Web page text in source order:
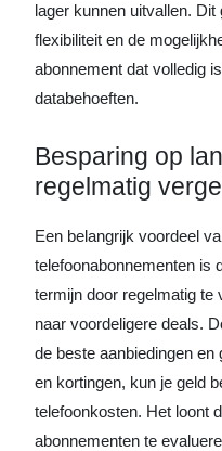
lager kunnen uitvallen.
flexibiliteit en de
abonnement dat volledig
databehoeften.
Besparing op
regelmatig
Een belangrijk voordeel
telefoonabonnementen is
termijn door regelmatig te
naar voordeligere deals.
de beste aanbiedingen
en kortingen, kun je geld
telefoonkosten. Het loont
abonnementen te